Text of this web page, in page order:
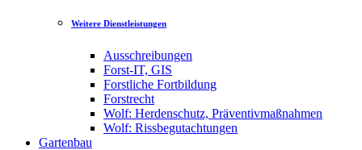
Weitere Dienstleistungen
Ausschreibungen
Forst-IT, GIS
Forstliche Fortbildung
Forstrecht
Wolf: Herdenschutz, Präventivmaßnahmen
Wolf: Rissbegutachtungen
Gartenbau